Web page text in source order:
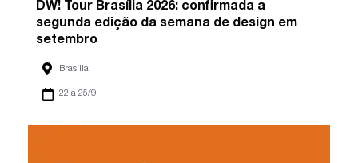
DW! Tour Brasília 2026: confirmada a
segunda edição da semana de design em
setembro
Brasília
22 a 25/9